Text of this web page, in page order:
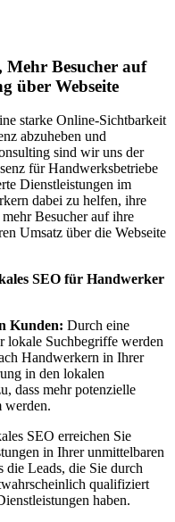
Besucher auf
über Webseite
starke Online-Sichtbarkeit
abzuheben und
sind wir uns der
für Handwerksbetriebe
Dienstleistungen im
dabei zu helfen, ihre
Besucher auf ihre
Umsatz über die Webseite
SEO für Handwerker
Kunden: Durch eine
lokale Suchbegriffe werden
Handwerkern in Ihrer
in den lokalen
dass mehr potenzielle
werden.
SEO erreichen Sie
in Ihrer unmittelbaren
die Leads, die Sie durch
qualifiziert
haben.